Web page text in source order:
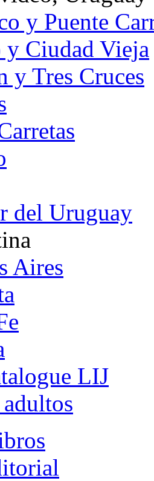
y Puente
y Ciudad Vieja
y Tres Cruces
del Uruguay
Aires
LIJ